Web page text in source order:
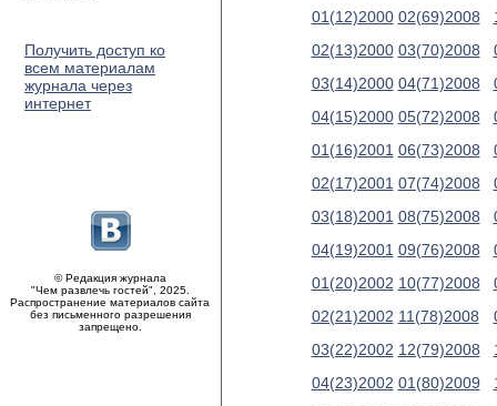
Получить доступ ко
всем материалам
журнала через
интернет
© Редакция журнала
"Чем развлечь гостей", 2025.
Распространение материалов сайта
без письменного разрешения
запрещено.
01(12)2000
02(13)2000
03(14)2000
04(15)2000
01(16)2001
02(17)2001
03(18)2001
04(19)2001
01(20)2002
02(21)2002
03(22)2002
04(23)2002
02(69)2008
03(70)2008
04(71)2008
05(72)2008
06(73)2008
07(74)2008
08(75)2008
09(76)2008
10(77)2008
11(78)2008
12(79)2008
01(80)2009